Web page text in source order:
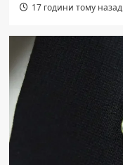
17 години тому назад